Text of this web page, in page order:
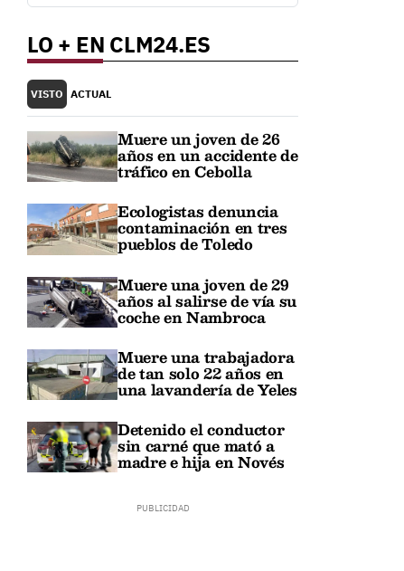
LO + EN CLM24.ES
VISTO ACTUAL
Muere un joven de 26
años en un accidente de
tráfico en Cebolla
Ecologistas denuncia
contaminación en tres
pueblos de Toledo
Muere una joven de 29
años al salirse de vía su
coche en Nambroca
Muere una trabajadora
de tan solo 22 años en
una lavandería de Yeles
Detenido el conductor
sin carné que mató a
madre e hija en Novés